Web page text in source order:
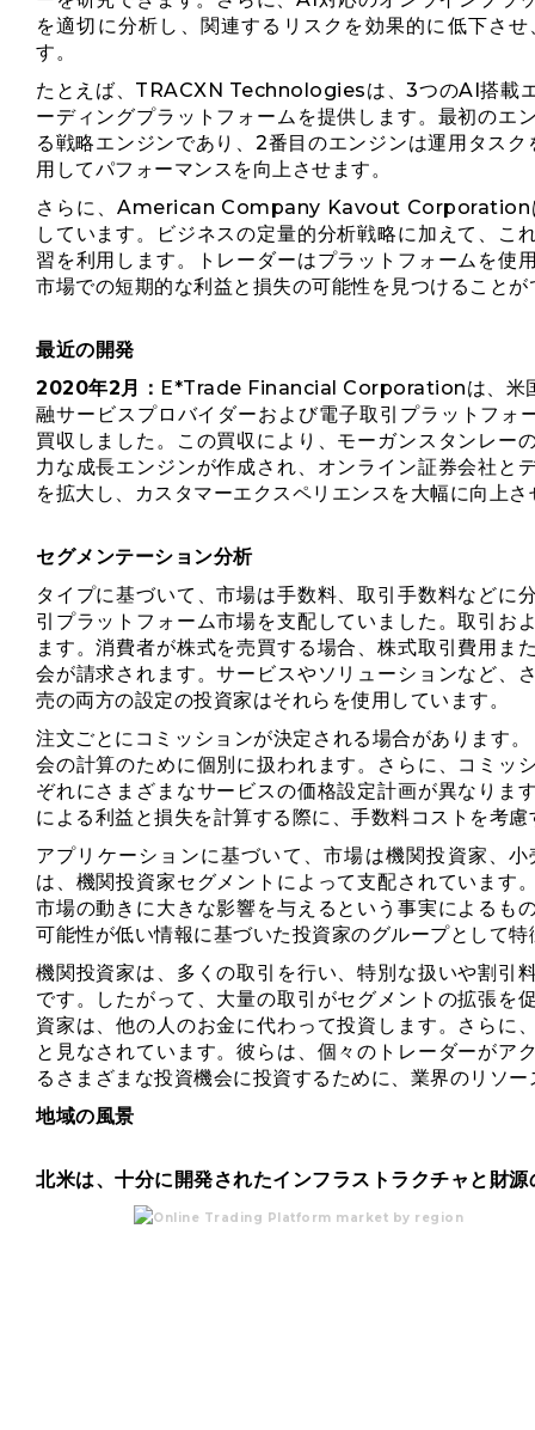
を適切に分析し、関連するリスクを効果的に低下さ
す。
たとえば、TRACXN Technologiesは、3つのAI搭載
ーディングプラットフォームを提供します。最初のエ
る戦略エンジンであり、2番目のエンジンは運用タス
用してパフォーマンスを向上させます。
さらに、American Company Kavout Corporation
しています。ビジネスの定量的分析戦略に加えて、こ
習を利用します。トレーダーはプラットフォームを使
市場での短期的な利益と損失の可能性を見つけることが
最近の開発
2020年2月： E*Trade Financial Corporationは、米
融サービスプロバイダーおよび電子取引プラットフ
買収しました。この買収により、モーガンスタンレー
力な成長エンジンが作成され、オンライン証券会社と
を拡大し、カスタマーエクスペリエンスを大幅に向上さ
セグメンテーション分析
タイプに基づいて、市場は手数料、取引手数料などに
引プラットフォーム市場を支配していました。取引お
ます。消費者が株式を売買する場合、株式取引費用ま
会が請求されます。サービスやソリューションなど、
売の両方の設定の投資家はそれらを使用しています。
注文ごとにコミッションが決定される場合があります
会の計算のために個別に扱われます。さらに、コミッ
ぞれにさまざまなサービスの価格設定計画が異なりま
による利益と損失を計算する際に、手数料コストを考
アプリケーションに基づいて、市場は機関投資家、
は、機関投資家セグメントによって支配されています
市場の動きに大きな影響を与えるという事実によるも
可能性が低い情報に基づいた投資家のグループとして
機関投資家は、多くの取引を行い、特別な扱いや割引
です。したがって、大量の取引がセグメントの拡張を
資家は、他の人のお金に代わって投資します。さらに
と見なされています。彼らは、個々のトレーダーがア
るさまざまな投資機会に投資するために、業界のリソ
地域の風景
北米は、十分に開発されたインフラストラクチャと財